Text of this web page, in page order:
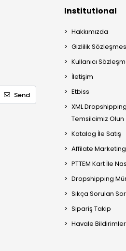
Send
Institutional
Hakkımızda
Gizlilik
Kullanıcı
İletişim
Etbiss
XML Dropshipping
Temsilcimiz Olun
Katalog İle Satış
Affilate Marketing
PTTEM Kart İle
Dropshipping
Sıkça Sorulan
Sipariş Takip
Havale